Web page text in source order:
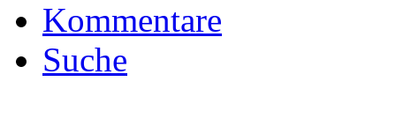
Kommentare
Suche